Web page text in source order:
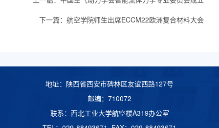
下一篇：航空学院师生出席ECCM22欧洲复合材料大会
地址：陕西省西安市碑林区友谊西路127号
邮编：710072
联系：西北工业大学航空楼A319办公室